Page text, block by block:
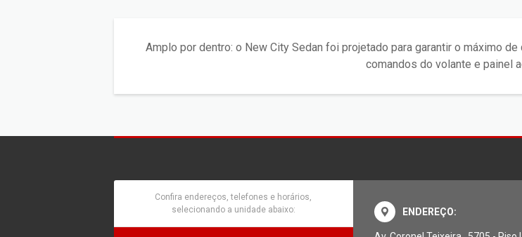
Amplo por dentro: o New City Sedan foi projetado para garantir o máximo
comandos do volante e painel
Confira endereços, telefones e horários,
selecionando a unidade abaixo:
ENDEREÇO: